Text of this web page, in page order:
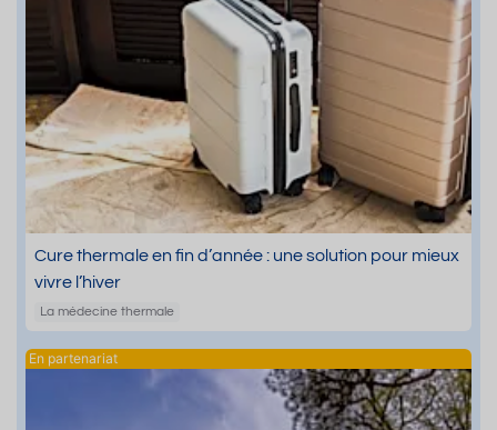
Cure thermale en fin d’année : une solution pour mieux
vivre l’hiver
La médecine thermale